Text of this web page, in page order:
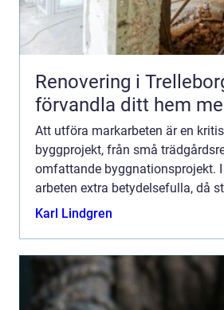
Renovering i
förvandla ditt hem
Att utföra markarbeten är en
byggprojekt, från små
omfattande byggnationsprojekt. I
arbeten extra betydelsefulla, då
markförh...
Karl Lindgren